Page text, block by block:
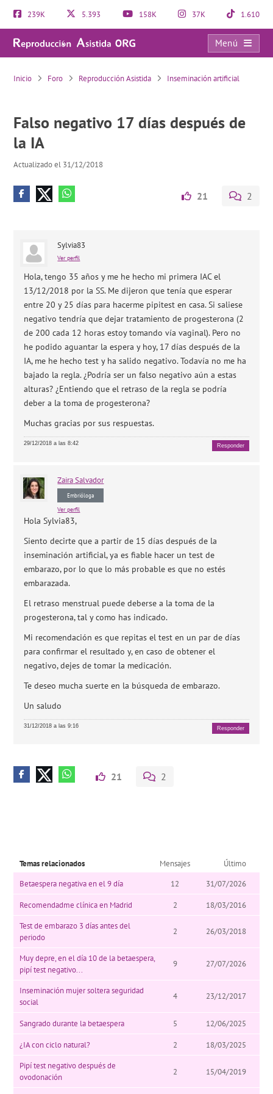
239K 5.393 158K 37K 1.610
Menú
Falso negativo 17 días después de la IA
Inicio Foro Reproducción Asistida Inseminación artificial
Falso negativo 17 días después de
la IA
Actualizado el 31/12/2018
21 2
Sylvia83
Ver perfil
Hola, tengo 35 años y me he hecho mi primera IAC el
13/12/2018 por la SS. Me dijeron que tenía que esperar
entre 20 y 25 días para hacerme pipitest en casa. Si saliese
negativo tendría que dejar tratamiento de progesterona (2
de 200 cada 12 horas estoy tomando vía vaginal). Pero no
he podido aguantar la espera y hoy, 17 días después de la
IA, me he hecho test y ha salido negativo. Todavía no me ha
bajado la regla. ¿Podría ser un falso negativo aún a estas
alturas? ¿Entiendo que el retraso de la regla se podría
deber a la toma de progesterona?
Muchas gracias por sus respuestas.
29/12/2018 a las 8:42 Responder
Zaira Salvador
Embrióloga
Ver perfil
Hola Sylvia83,
Siento decirte que a partir de 15 días después de la
inseminación artificial, ya es fiable hacer un test de
embarazo, por lo que lo más probable es que no estés
embarazada.
El retraso menstrual puede deberse a la toma de la
progesterona, tal y como has indicado.
Mi recomendación es que repitas el test en un par de días
para confirmar el resultado y, en caso de obtener el
negativo, dejes de tomar la medicación.
Te deseo mucha suerte en la búsqueda de embarazo.
Un saludo
31/12/2018 a las 9:16 Responder
21 2
Temas relacionados Mensajes
Último
Betaespera negativa en el 9 día
12 31/07/2026
Recomendadme clínica en Madrid 2
18/03/2016
Test de embarazo 3 días antes del
periodo
2 26/03/2018
Muy depre, en el día 10 de la betaespera,
pipí test negativo...
9 27/07/2026
Inseminación mujer soltera seguridad
social
4 23/12/2017
Sangrado durante la betaespera 5 12/06/2025
¿IA con ciclo natural? 2
18/03/2025
Pipí test negativo después de
ovodonación
2 15/04/2019